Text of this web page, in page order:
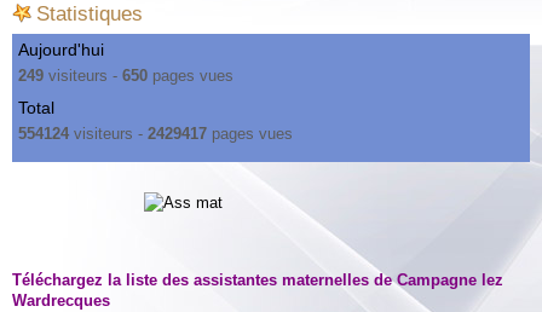
Statistiques
Aujourd'hui
249 visiteurs - 650 pages vues
Total
554124 visiteurs - 2429417 pages vues
Téléchargez la liste des assistantes maternelles de Campagne lez
Wardrecques